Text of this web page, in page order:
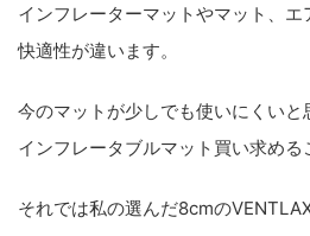
インフレーターマットやマット、
快適性が違います。
今のマットが少しでも使いにくい
インフレータブルマット買い求める
それでは私の選んだ8cmの